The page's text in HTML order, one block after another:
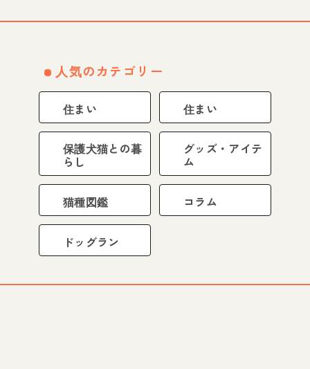
人気のカテゴリー
住まい 住まい
保護犬猫との暮
らし
グッズ・アイテ
ム
猫種図鑑 コラム
ドッグラン